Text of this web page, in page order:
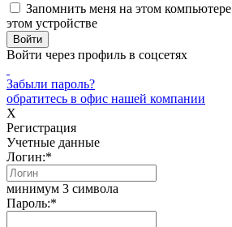
Запомнить меня на этом компьютере
этом устройстве
Войти через профиль в соцсетях
Забыли пароль?
обратитесь в офис нашей компании
X
Регистрация
Учетные данные
Логин:*
минимум 3 символа
Пароль:*